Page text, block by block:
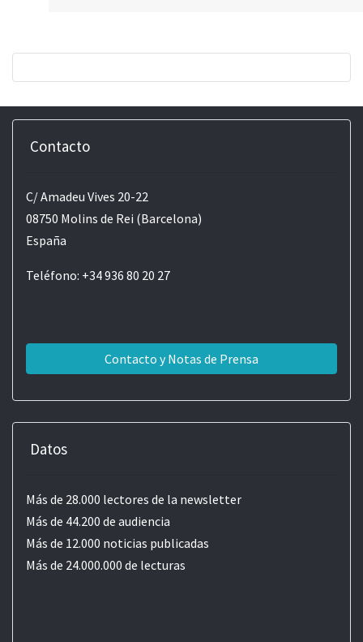
Contacto
C/ Amadeu Vives 20-22
08750 Molins de Rei (Barcelona)
España
Teléfono: +34 936 80 20 27
Contacto y Notas de Prensa
Datos
Más de 28.000 lectores de la newsletter
Más de 44.200 de audiencia
Más de 12.000 noticias publicadas
Más de 24.000.000 de lecturas